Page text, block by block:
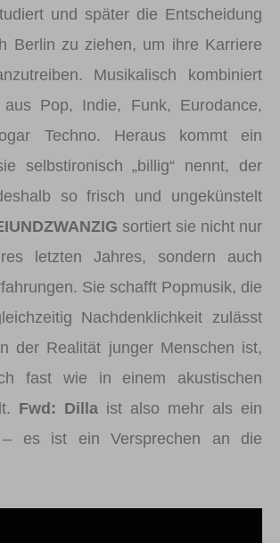
und später die Entscheidung
Berlin zu ziehen, um ihre Karriere
Musikalisch kombiniert
Pop, Indie, Funk, Eurodance,
Techno. Heraus kommt ein
selbstironisch „billig“ nennt, der
so frisch und ungekünstelt
sortiert sie nicht nur
letzten Jahres, sondern auch
Sie schafft Popmusik, die
Nachdenklichkeit zulässt
der Realität junger Menschen ist,
fast wie in einem akustischen
Fwd: Dilla ist also mehr als ein
– es ist ein Versprechen an die